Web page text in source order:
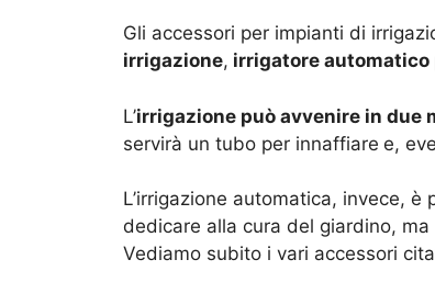
Gli accessori per impianti di
irrigazione, irrigatore automatico
L’irrigazione può avvenire in due
servirà un tubo per innaffiare e,
L’irrigazione automatica, invece, è
dedicare alla cura del giardino,
Vediamo subito i vari accessori